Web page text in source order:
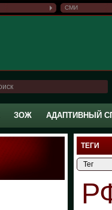
СМИ
ЗОЖ АДАПТИВНЫЙ
ТЕГИ